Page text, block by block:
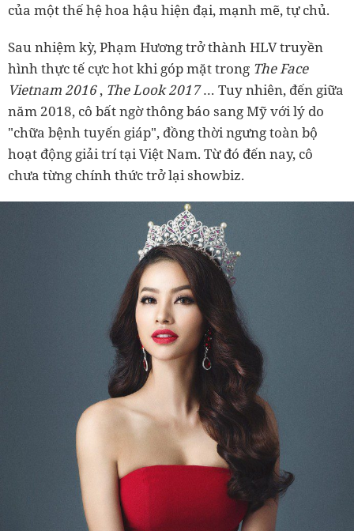
của một thế hệ hoa hậu hiện đại, mạnh mẽ, tự chủ.
Sau nhiệm kỳ, Phạm Hương trở thành HLV truyền
hình thực tế cực hot khi góp mặt trong The Face
Vietnam 2016, The Look 2017… Tuy nhiên, đến giữa
năm 2018, cô bất ngờ thông báo sang Mỹ với lý do
"chữa bệnh tuyến giáp", đồng thời ngưng toàn bộ
hoạt động giải trí tại Việt Nam. Từ đó đến nay, cô
chưa từng chính thức trở lại showbiz.